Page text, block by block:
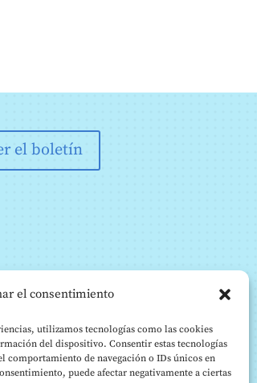
el consentimiento
utilizamos tecnologías como las cookies
del dispositivo. Consentir estas tecnologías
comportamiento de navegación o IDs únicos en
puede afectar negativamente a ciertas
el boletín